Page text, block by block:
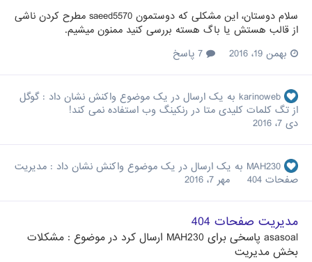
سلام دوستان، این مشکلی که دوستمون saeed5570 مطرح کردن ناشی
از قالب هستش یا باگ هسته بررسی کنید ممنون میشیم.
بهمن 19، 2016
karinoweb به یک ارسال در یک موضوع واکنش نشان داد :گوگل
از تگ کلمات کلیدی متا در رنکینگ وب استفاده نمی کند!
دی 7، 2016
MAH230 به یک ارسال در یک موضوع واکنش نشان داد : مدیریت
صفحات 404
مهر 7، 2016
مدیریت صفحات 404
asasoal پاسخی برای MAH230 ارسال کرد در موضوع : مشکلات
بخش مدیریت